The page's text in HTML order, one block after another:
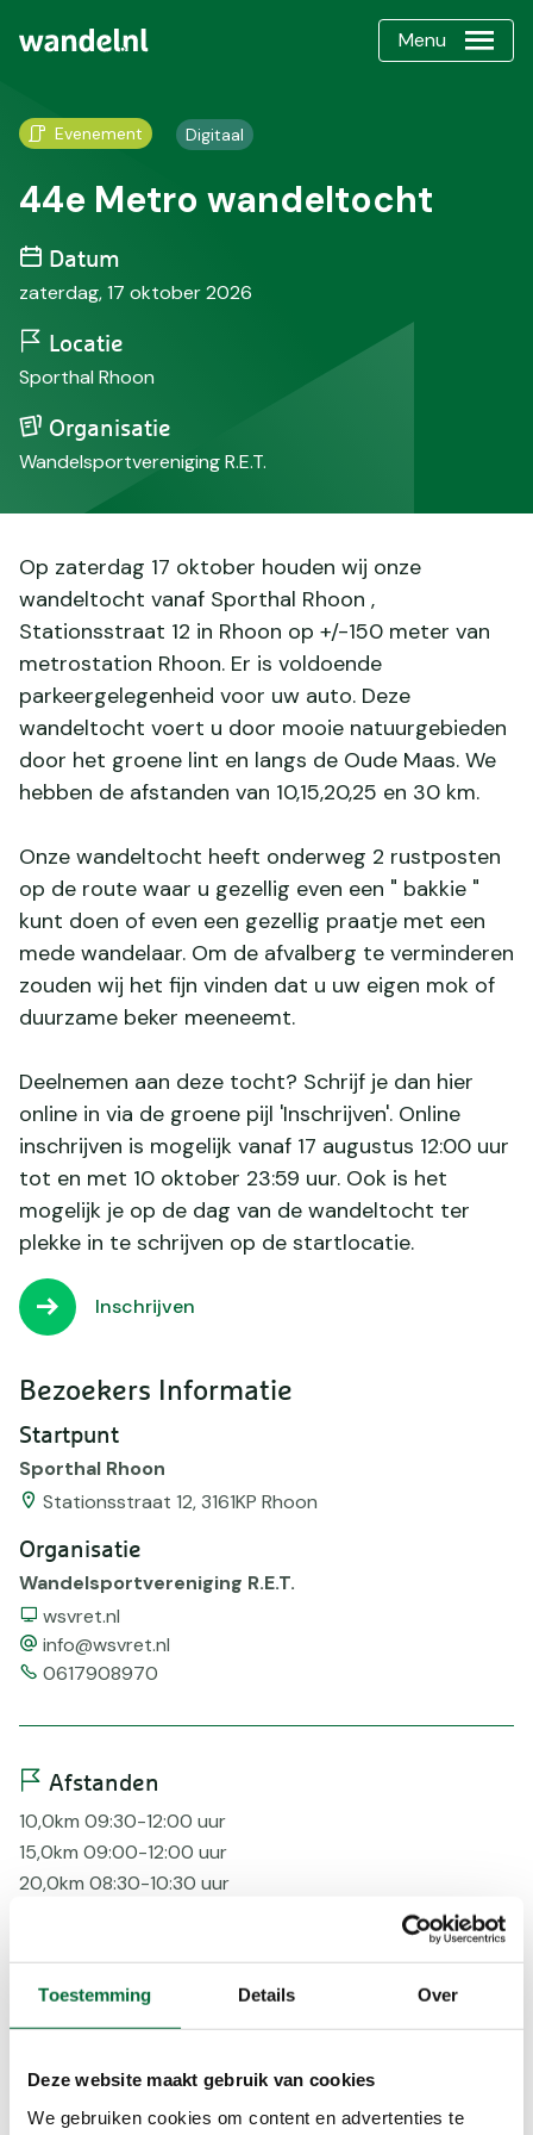
Toestemming Details Over
Deze website maakt gebruik van cookies
We gebruiken cookies om content en advertenties te
Menu
Evenement Digitaal
44e Metro wandeltocht
Datum
zaterdag, 17 oktober 2026
Locatie
Sporthal Rhoon
Organisatie
Wandelsportvereniging R.E.T.
Op zaterdag 17 oktober houden wij onze
wandeltocht vanaf Sporthal Rhoon ,
Stationsstraat 12 in Rhoon op +/-150 meter van
metrostation Rhoon. Er is voldoende
parkeergelegenheid voor uw auto. Deze
wandeltocht voert u door mooie natuurgebieden
door het groene lint en langs de Oude Maas. We
hebben de afstanden van 10,15,20,25 en 30 km.
Onze wandeltocht heeft onderweg 2 rustposten
op de route waar u gezellig even een " bakkie "
kunt doen of even een gezellig praatje met een
mede wandelaar. Om de afvalberg te verminderen
zouden wij het fijn vinden dat u uw eigen mok of
duurzame beker meeneemt.
Deelnemen aan deze tocht? Schrijf je dan hier
online in via de groene pijl 'Inschrijven'. Online
inschrijven is mogelijk vanaf 17 augustus 12:00 uur
tot en met 10 oktober 23:59 uur. Ook is het
mogelijk je op de dag van de wandeltocht ter
plekke in te schrijven op de startlocatie.
Inschrijven
Bezoekers Informatie
Startpunt
Sporthal Rhoon
Stationsstraat 12, 3161KP Rhoon
Organisatie
Wandelsportvereniging R.E.T.
Website
wsvret.nl
emailinfo@wsvret.nl
Telefoonnummer
0617908970
Afstanden
10,0km 09:30-12:00 uur
15,0km 09:00-12:00 uur
20,0km 08:30-10:30 uur
Bereikbaarheid
Tram/metro
Voorzieningen
Digitaal